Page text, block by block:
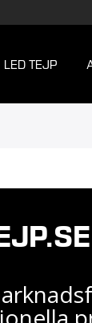
LED TEJP